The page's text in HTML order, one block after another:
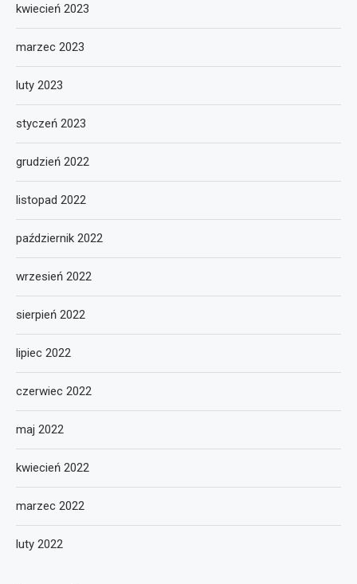
kwiecień 2023
marzec 2023
luty 2023
styczeń 2023
grudzień 2022
listopad 2022
październik 2022
wrzesień 2022
sierpień 2022
lipiec 2022
czerwiec 2022
maj 2022
kwiecień 2022
marzec 2022
luty 2022